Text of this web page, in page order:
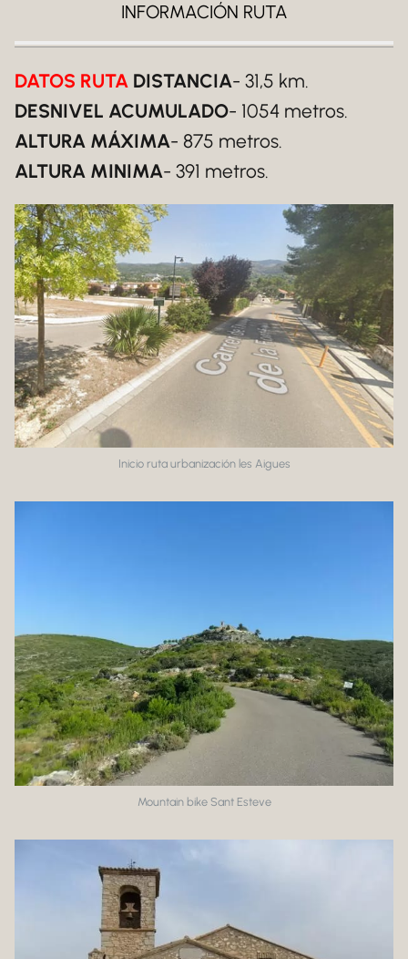
INFORMACIÓN RUTA
DATOS RUTA DISTANCIA- 31,5 km.
DESNIVEL ACUMULADO- 1054 metros.
ALTURA MÁXIMA- 875 metros.
ALTURA MINIMA- 391 metros.
Inicio ruta urbanización les Aigues
Mountain bike Sant Esteve